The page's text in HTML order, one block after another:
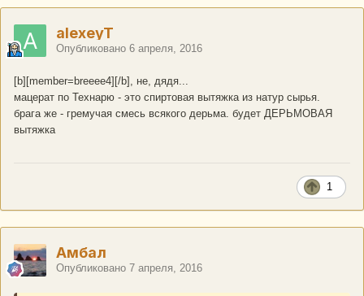
alexeyT
Опубликовано 6 апреля, 2016
[b][member=breeee4][/b], не, дядя...
мацерат по Технарю - это спиртовая вытяжка из натур сырья.
брага же - гремучая смесь всякого дерьма. будет ДЕРЬМОВАЯ
вытяжка
1
Амбал
Опубликовано 7 апреля, 2016